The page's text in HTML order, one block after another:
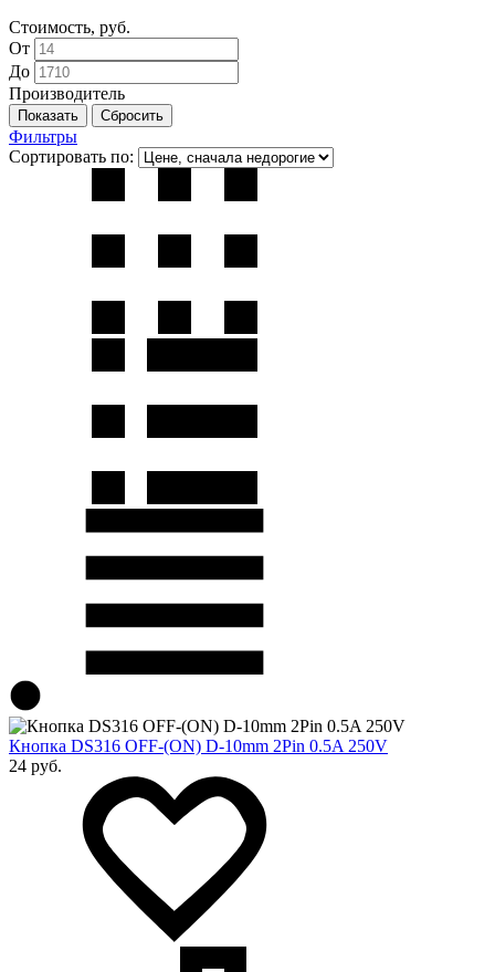
Стоимость, руб.
От
До
Производитель
Фильтры
Сортировать по:
Кнопка DS316 OFF-(ON) D-10mm 2Pin 0.5A 250V
24 руб.